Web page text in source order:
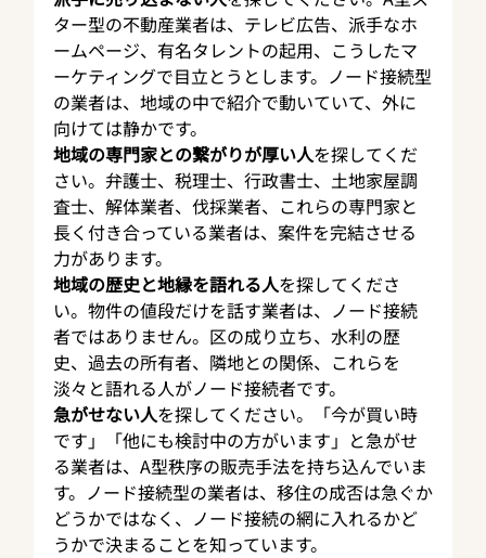
ター型の不動産業者は、テレビ広告、派手なホ
ームページ、有名タレントの起用、こうしたマ
ーケティングで目立とうとします。ノード接続型
の業者は、地域の中で紹介で動いていて、外に
向けては静かです。
地域の専門家との繋がりが厚い人を探してくだ
さい。弁護士、税理士、行政書士、土地家屋調
査士、解体業者、伐採業者、これらの専門家と
長く付き合っている業者は、案件を完結させる
力があります。
地域の歴史と地縁を語れる人を探してくださ
い。物件の値段だけを話す業者は、ノード接続
者ではありません。区の成り立ち、水利の歴
史、過去の所有者、隣地との関係、これらを
淡々と語れる人がノード接続者です。
急がせない人を探してください。「今が買い時
です」「他にも検討中の方がいます」と急がせ
る業者は、A型秩序の販売手法を持ち込んでいま
す。ノード接続型の業者は、移住の成否は急ぐか
どうかではなく、ノード接続の網に入れるかど
うかで決まることを知っています。